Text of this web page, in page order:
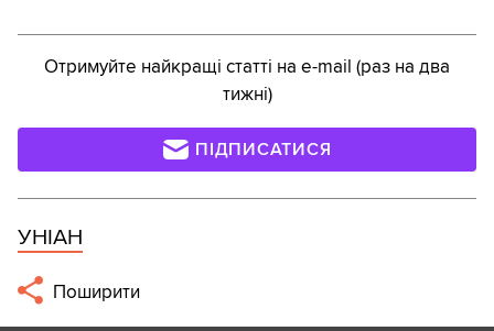
Отримуйте найкращі статті на e-mail (раз на два
тижні)
ПІДПИСАТИСЯ
УНІАН
Поширити